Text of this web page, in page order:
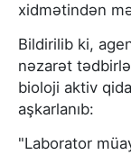
xidmətindən
Bildirilib ki,
nəzarət
bioloji aktiv
aşkarlanıb:
"Laborator